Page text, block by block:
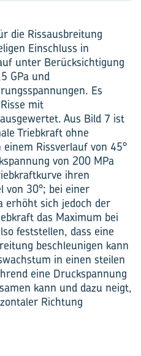
die Rissausbreitung
Einschluss in
unter Berücksichtigung
GPa und
Es
mit
Aus Bild 7 ist
Triebkraft ohne
Rissverlauf von 45°
von 200 MPa
ihren
von 30°; bei einer
erhöht sich jedoch der
das Maximum bei
feststellen, dass eine
beschleunigen kann
in einen steilen
eine Druckspannung
kann und dazu neigt,
Richtung